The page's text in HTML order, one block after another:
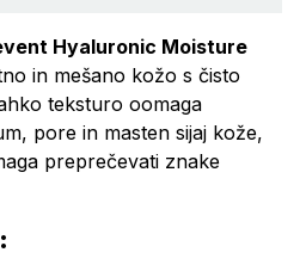
Hyaluronic Moisture
in mešano kožo s čisto
teksturo oomaga
pore in masten sijaj kože,
preprečevati znake